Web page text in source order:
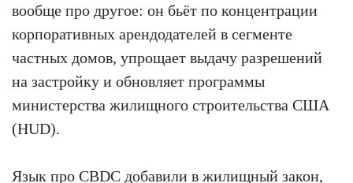
вообще про другое: он бьёт по концентрации
корпоративных арендодателей в сегменте
частных домов, упрощает выдачу разрешений
на застройку и обновляет программы
министерства жилищного строительства США
(HUD).
Язык про CBDC добавили в жилищный закон,